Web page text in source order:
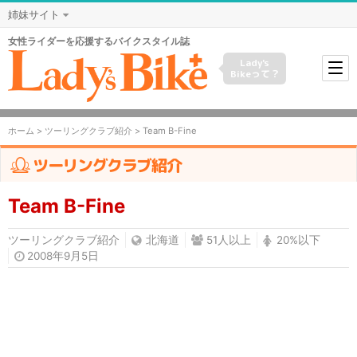
姉妹サイト
女性ライダーを応援するバイクスタイル誌
Lady's
Bikeって？
ホーム > ツーリングクラブ紹介 > Team B-Fine
ツーリングクラブ紹介
Team B-Fine
ツーリングクラブ紹介 北海道 51人以上
20%以下
2008年9月5日